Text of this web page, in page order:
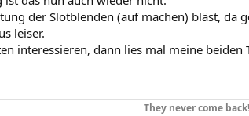
der Slotblenden (auf machen) bläst, da
leiser.
interessieren, dann lies mal meine beiden
They never come back!